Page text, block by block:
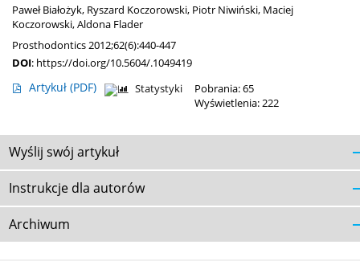
Paweł Białożyk, Ryszard Koczorowski, Piotr Niwiński, Maciej
Koczorowski,Aldona Flader
Prosthodontics 2012;62(6):440-447
DOI: https://doi.org/10.5604/.1049419
Artykuł (PDF) Statystyki
Pobrania: 65
Wyświetlenia: 222
Wyślij swój artykuł
Instrukcje dla autorów
Archiwum